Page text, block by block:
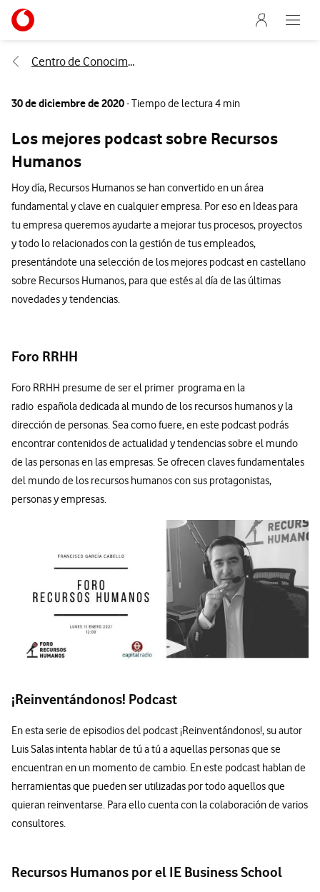
Ir a la pagina principal de vodafone.es
Menu
Abre
Centro de Conocimiento
30 de diciembre de 2020- Tiempo de lectura 4 min
Los mejores podcast sobre Recursos
Humanos
Hoy día, Recursos Humanos se han convertido en un área
fundamental y clave en cualquier empresa. Por eso en Ideas para
tu empresa queremos ayudarte a mejorar tus procesos, proyectos
y todo lo relacionados con la gestión de tus empleados,
presentándote una selección de los mejores podcast en castellano
sobre Recursos Humanos, para que estés al día de las últimas
novedades y tendencias.
Foro RRHH
Foro RRHH presume de ser el primer programa en la
radio española dedicada al mundo de los recursos humanos y la
dirección de personas. Sea como fuere, en este podcast podrás
encontrar contenidos de actualidad y tendencias sobre el mundo
de las personas en las empresas. Se ofrecen claves fundamentales
del mundo de los recursos humanos con sus protagonistas,
personas y empresas.
¡Reinventándonos! Podcast
En esta serie de episodios del podcast ¡Reinventándonos!, su autor
Luis Salas intenta hablar de tú a tú a aquellas personas que se
encuentran en un momento de cambio. En este podcast hablan de
herramientas que pueden ser utilizadas por todo aquellos que
quieran reinventarse. Para ello cuenta con la colaboración de varios
consultores.
Recursos Humanos por el IE Business School